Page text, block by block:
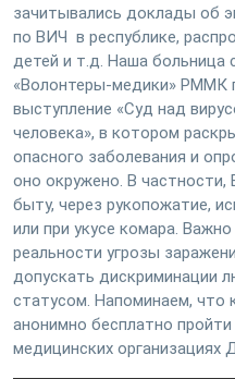
зачитывались доклады об
по ВИЧ в республике,
детей и т.д. Наша
«Волонтеры-медики» РММК
выступление «Суд над
человека», в котором
опасного заболевания и
оно окружено. В
быту, через рукопожатие,
или при укусе комара.
реальности угрозы
допускать дискриминации
статусом. Напоминаем, что
анонимно бесплатно
медицинских организациях